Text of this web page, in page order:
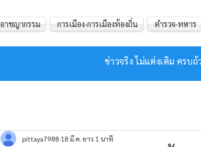
ข่าวจริง ไม่แต่งเติม ครบ
อาชญากรรม การเมือง-การเมืองท้องถิ่น ตำรวจ-ทหาร
pittaya7988 18 มี.ค. ยาว 1 นาที